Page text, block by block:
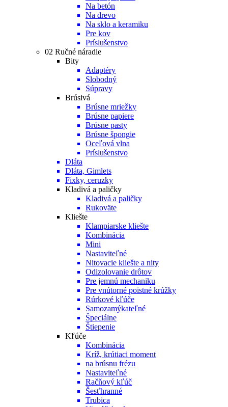
Na betón
Na drevo
Na sklo a keramiku
Pre kov
Príslušenstvo
02 Ručné náradie
Bity
Adaptéry
Slobodný
Súpravy
Brúsivá
Brúsne mriežky
Brúsne papiere
Brúsne pasty
Brúsne špongie
Oceľová vlna
Príslušenstvo
Dláta
Dláta, Gimlets
Fixky, ceruzky
Kladivá a paličky
Kladivá a paličky
Rukoväte
Kliešte
Klampiarske kliešte
Kombinácia
Mini
Nastaviteľné
Nitovacie kliešte a nity
Odizolovanie drôtov
Pre jemnú mechaniku
Pre vnútorné poistné krúžky
Rúrkové kľúče
Samozamýkateľné
Špeciálne
Štiepenie
Kľúče
Kombinácia
Kríž, krútiaci moment
na brúsnu frézu
Nastaviteľné
Račňový kľúč
Šesťhranné
Trubica